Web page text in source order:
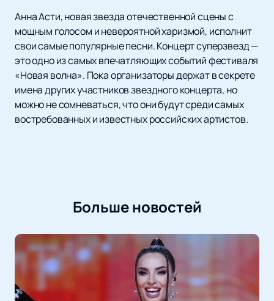
Анна Асти, новая звезда отечественной сцены с
мощным голосом и невероятной харизмой, исполнит
свои самые популярные песни. Концерт суперзвезд —
это одно из самых впечатляющих событий фестиваля
«Новая волна». Пока организаторы держат в секрете
имена других участников звездного концерта, но
можно не сомневаться, что они будут среди самых
востребованных и известных российских артистов.
Больше новостей